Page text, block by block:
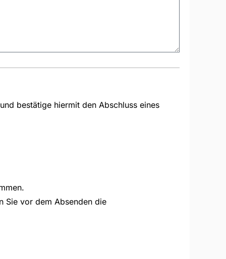
bestätige hiermit den Abschluss eines
Sie vor dem Absenden die